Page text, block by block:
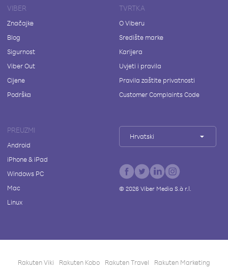
VIBER
Značajke
Blog
Sigurnost
Viber Out
Cijene
Podrška
TVRTKA
O Viberu
Središte marke
Karijera
Uvjeti i pravila
Pravila zaštite privatnosti
Customer Complaints Code
PREUZMI
Android
iPhone & iPad
Windows PC
Mac
Linux
Hrvatski
© 2026Viber Media S.à r.l.
Rakuten Viki Rakuten Kobo Rakuten Travel Rakuten Marketing